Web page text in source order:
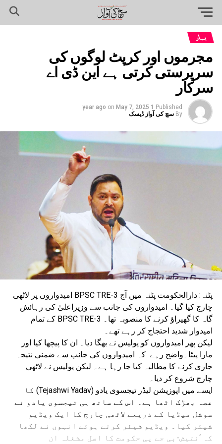
بہار
مجرموں اور کرپٹ لوگوں کی
سرپرستی کرتی ہے این ڈی اے
سرکار
Published
1 year ago
on May 7, 2025
By سچ کی آواز ڈیسک
پٹنہ: دارالحکومت پٹنہ میں آج BPSC TRE-3 امیدواروں پر لاٹھی
چارج کیا گیا۔ امیدواروں کی جانب سے وزیراعلیٰ کی رہائش
گاہ کا گھیراؤ کرنے کا منصوبہ تھا۔ BPSC TRE-3 کے تمام
امیدوار شدید احتجاج کر رہے تھے۔
لیکن پھر امیدواروں کو پولیس نے بھگا دیا۔ ان کا پیچھا کیا اور
مارا پیٹا۔واضح رہے کہ امیدواروں کی جانب سے ضمنی نتیجہ
جاری کرنے کا مطالبہ کیا جا رہا ہے۔ لیکن پولیس نے لاٹھی
چارج شروع کر دیا۔
ایسے میں اپوزیشن لیڈر تیجسوی یادو (Tejashwi Yadav) کا
غصہ بھڑک اٹھا ہے۔ اس کے ساتھ ہی تیجسوی یادو نے
سوشل میڈیا کے ذریعے لاٹھی چارج کا ایک ویڈیو
شیئر کیا۔ ویڈیو شیئر کرتے ہوئے انہوں نے لکھا
کہ ‘نتیش-بی جے پی حکومت کا اصل مشغلہ ان